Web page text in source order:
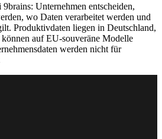
Unternehmen entscheiden,
wo Daten verarbeitet werden und
Produktivdaten liegen in Deutschland,
auf EU-souveräne Modelle
werden nicht für